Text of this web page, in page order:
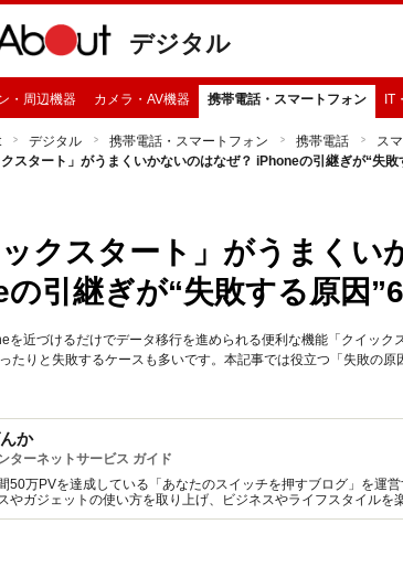
デジタル
・周辺機器 カメラ・AV機器 携帯電話・スマートフォン IT
デジタル 携帯電話・スマートフォン 携帯電話 ス
クスタート」がうまくいかないのはなぜ？ iPhoneの引継ぎが“失敗
ックスタート」がうまくい
引継ぎが“失敗する原因
を近づけるだけでデータ移行を進められる便利な機能「クイック
たりと失敗するケースも多いです。本記事では役立つ「失敗の
か
ターネットサービス ガイド
50万PVを達成している「あなたのスイッチを押すブログ」を運
やガジェットの使い方を取り上げ、ビジネスやライフスタイル
ジ制作会社のディレクター。